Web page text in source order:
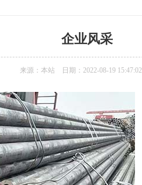
企业风采
来源：本站 日期：2022-08-19 15:47:02